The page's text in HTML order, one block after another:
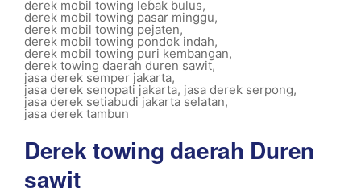
derek mobil towing lebak bulus,
derek mobil towing pasar minggu,
derek mobil towing pejaten,
derek mobil towing pondok indah,
derek mobil towing puri kembangan,
derek towing daerah duren sawit,
jasa derek semper jakarta,
jasa derek senopati jakarta, jasa derek serpong,
jasa derek setiabudi jakarta selatan,
jasa derek tambun
Derek towing daerah Duren
sawit